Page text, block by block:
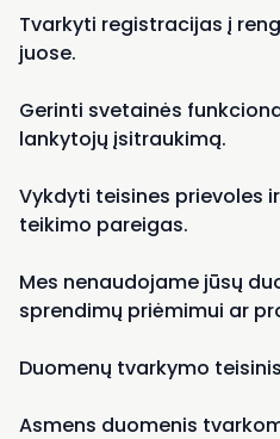
Tvarkyti registracijas į
juose.
Gerinti svetainės
lankytojų įsitraukimą.
Vykdyti teisines prievoles
teikimo pareigas.
Mes nenaudojame jūsų
sprendimų priėmimui ar
Duomenų tvarkymo
Asmens duomenis